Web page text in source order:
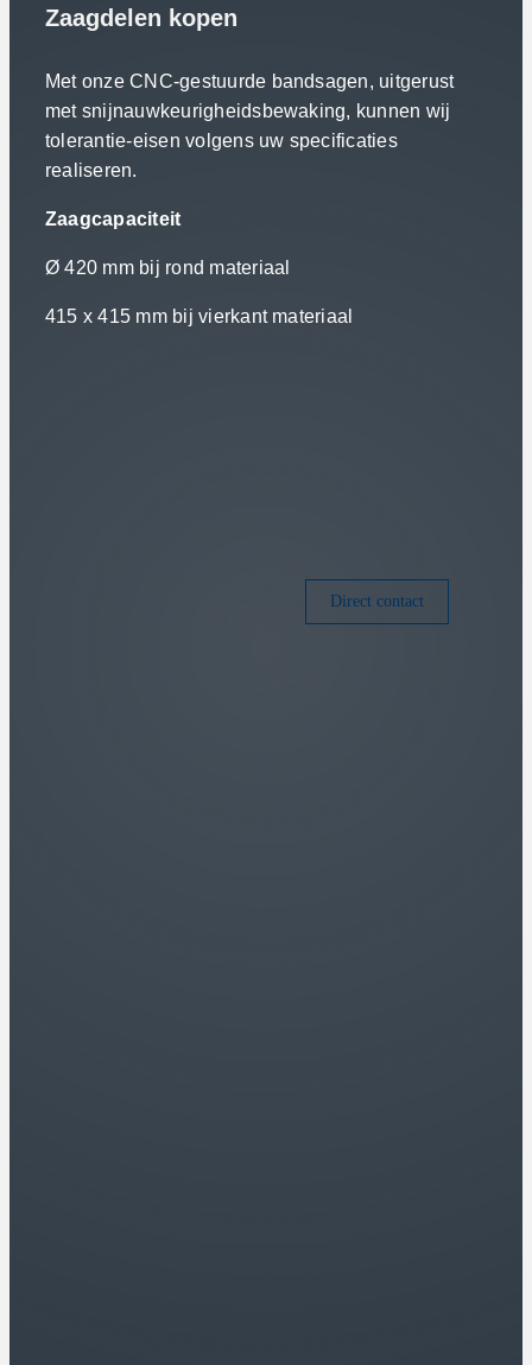
Direct contact
Zaagdelen kopen
Met onze CNC-gestuurde bandsagen, uitgerust
met snijnauwkeurigheidsbewaking, kunnen wij
tolerantie-eisen volgens uw specificaties
realiseren.
Zaagcapaciteit
Ø 420 mm bij rond materiaal
415 x 415 mm bij vierkant materiaal